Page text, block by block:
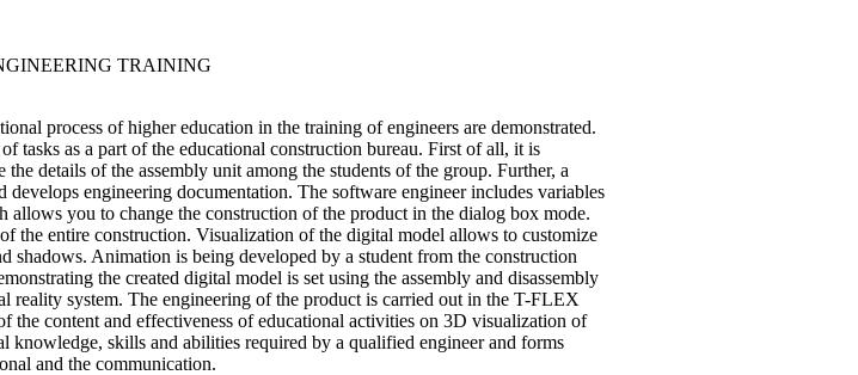
TRAINING
process of higher education in the training of engineers are demonstrated.
tasks as a part of the educational construction bureau. First of all, it is
details of the assembly unit among the students of the group. Further, a
engineering documentation. The software engineer includes variables
you to change the construction of the product in the dialog box mode.
the entire construction. Visualization of the digital model allows to customize
shadows. Animation is being developed by a student from the construction
the created digital model is set using the assembly and disassembly
reality system. The engineering of the product is carried out in the T-FLEX
content and effectiveness of educational activities on 3D visualization of
skills and abilities required by a qualified engineer and forms
and the communication.